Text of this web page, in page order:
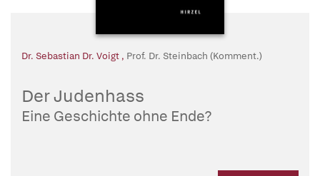
Dr. Sebastian Dr. Voigt , Prof. Dr. Steinbach (Komment.)
Der Judenhass
Eine Geschichte ohne Ende?